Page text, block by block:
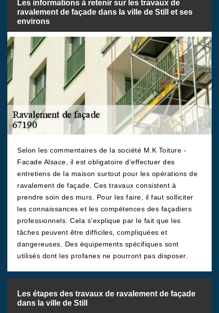
Les informations à retenir sur les travaux de
ravalement de façade dans la ville de Still et ses
environs
Selon les commentaires de la société M.K Toiture -
Facade Alsace, il est obligatoire d'effectuer des
entretiens de la maison surtout pour les opérations de
ravalement de façade. Ces travaux consistent à
prendre soin des murs. Pour les faire, il faut solliciter
les connaissances et les compétences des façadiers
professionnels. Cela s'explique par le fait que les
tâches peuvent être difficiles, compliquées et
dangereuses. Des équipements spécifiques sont
utilisés dont les profanes ne pourront pas disposer.
Les étapes des travaux de ravalement de façade
dans la ville de Still